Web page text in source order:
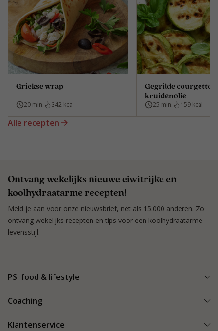
Griekse wrap
20 min. 342 kcal
Gegrilde courgette
kruidenolie
25 min. 159 kcal
Alle recepten
Ontvang wekelijks nieuwe eiwitrijke en
koolhydraatarme recepten!
Meld je aan voor onze nieuwsbrief, net als 15.000 anderen. Zo
ontvang wekelijks recepten en tips voor een koolhydraatarme
levensstijl.
PS. food & lifestyle
Re-boost pakket
Coaching
Klantenservice